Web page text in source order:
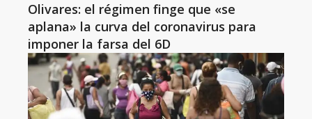
Olivares: el régimen finge que «se
aplana» la curva del coronavirus para
imponer la farsa del 6D